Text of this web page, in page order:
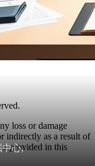
中心,
loss or damage
indirectly as a result of
provided in this